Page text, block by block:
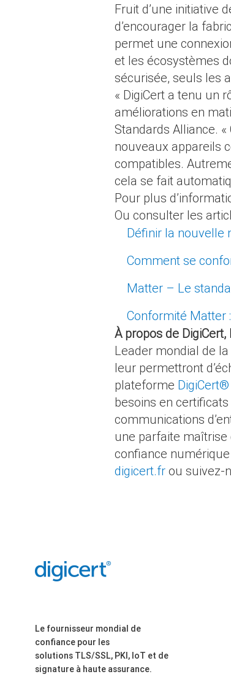
Fruit d’une initiative
d’encourager la
permet une
et les écosystèmes
sécurisée, seuls les
« DigiCert a tenu un
améliorations en
Standards Alliance.
nouveaux appareils
compatibles.
cela se fait
Pour plus
Ou consulter les
Définir la nouvelle
Comment se
Matter – Le
Conformité Matter
À propos de DigiCert,
Leader mondial de
leur permettront
plateforme DigiCert®
besoins en
communications
une parfaite maîtrise
confiance
digicert.fr ou suivez-
Le fournisseur mondial de
confiance pour les
solutions TLS/SSL, PKI, IoT et de
signature à haute assurance.